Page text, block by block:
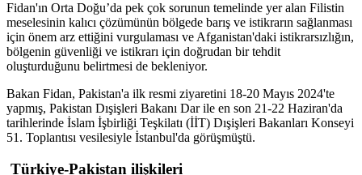
Fidan'ın Orta Doğu’da pek çok sorunun temelinde yer alan Filistin
meselesinin kalıcı çözümünün bölgede barış ve istikrarın sağlanması
için önem arz ettiğini vurgulaması ve Afganistan'daki istikrarsızlığın,
bölgenin güvenliği ve istikrarı için doğrudan bir tehdit
oluşturduğunu belirtmesi de bekleniyor.
Bakan Fidan, Pakistan'a ilk resmi ziyaretini 18-20 Mayıs 2024'te
yapmış, Pakistan Dışişleri Bakanı Dar ile en son 21-22 Haziran'da
tarihlerinde İslam İşbirliği Teşkilatı (İİT) Dışişleri Bakanları Konseyi
51. Toplantısı vesilesiyle İstanbul'da görüşmüştü.
Türkiye-Pakistan ilişkileri